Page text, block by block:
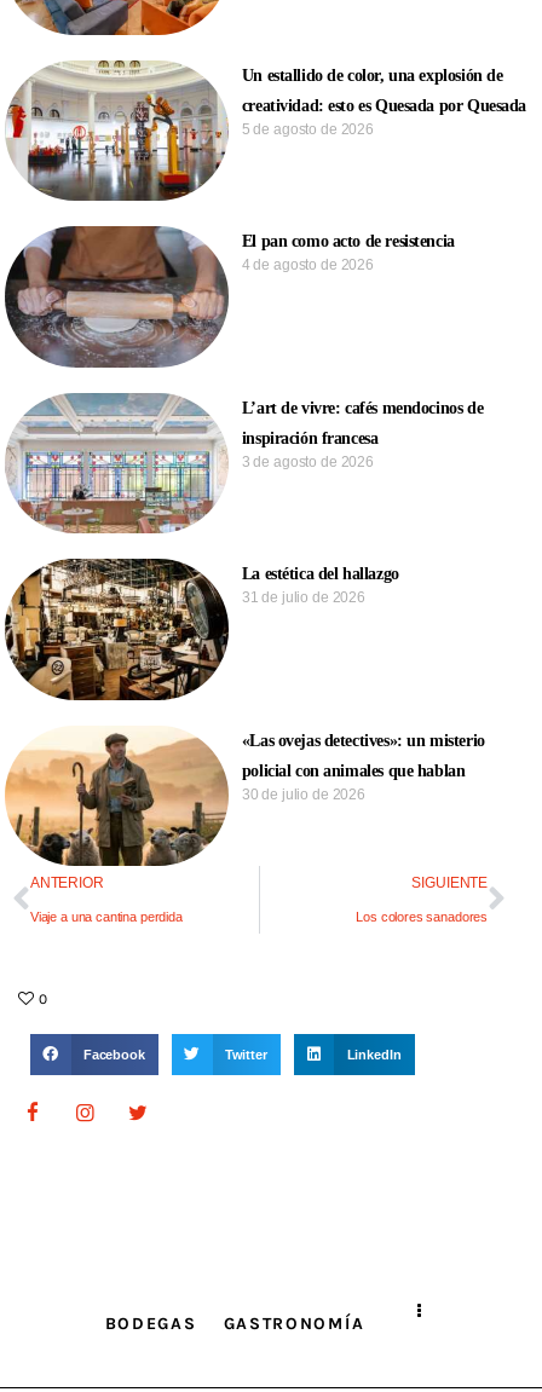
Un estallido de color, una explosión de
creatividad: esto es Quesada por Quesada
5 de agosto de 2026
El pan como acto de resistencia
4 de agosto de 2026
L’art de vivre: cafés mendocinos de
inspiración francesa
3 de agosto de 2026
La estética del hallazgo
31 de julio de 2026
«Las ovejas detectives»: un misterio
policial con animales que hablan
30 de julio de 2026
ANTERIOR
Viaje a una cantina perdida
SIGUIENTE
Los colores sanadores
0
Facebook Twitter LinkedIn
BODEGAS GASTRONOMÍA